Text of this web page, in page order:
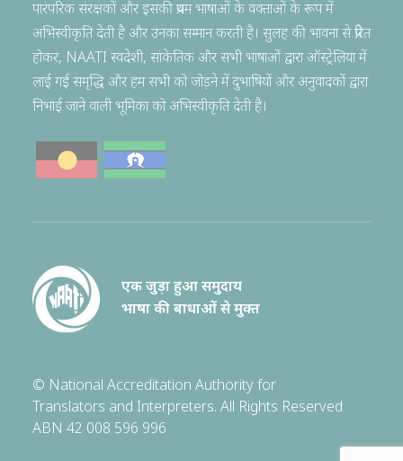
पारंपरिक संरक्षकों और इसकी प्रथम भाषाओं के वक्ताओं के रूप में
अभिस्वीकृति देती है और उनका सम्मान करती है। सुलह की भावना से प्रेरित
होकर, NAATI स्वदेशी, सांकेतिक और सभी भाषाओं द्वारा ऑस्ट्रेलिया में
लाई गई समृद्धि और हम सभी को जोड़ने में दुभाषियों और अनुवादकों द्वारा
निभाई जाने वाली भूमिका को अभिस्वीकृति देती है।
एक जुड़ा हुआ समुदाय
भाषा की बाधाओं से मुक्त
© National Accreditation Authority for
Translators and Interpreters. All Rights Reserved
ABN 42 008 596 996